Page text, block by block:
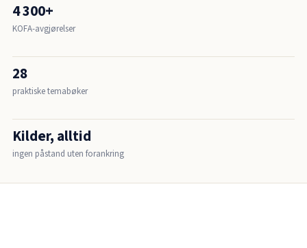
4 300+
KOFA-avgjørelser
28
praktiske temabøker
Kilder, alltid
ingen påstand uten forankring